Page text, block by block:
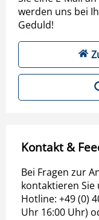
werden uns bei
Geduld!
Kontakt &
Bei Fragen zur
kontaktieren Sie
Hotline: +49 (0)
Uhr 16:00 Uhr)